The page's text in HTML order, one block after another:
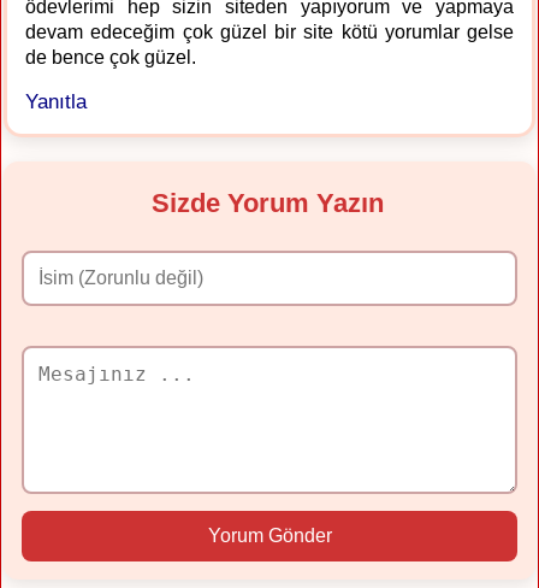
ödevlerimi hep sizin siteden yapıyorum ve yapmaya
devam edeceğim çok güzel bir site kötü yorumlar gelse
de bence çok güzel.
Yanıtla
Sizde Yorum Yazın
Yorum Gönder